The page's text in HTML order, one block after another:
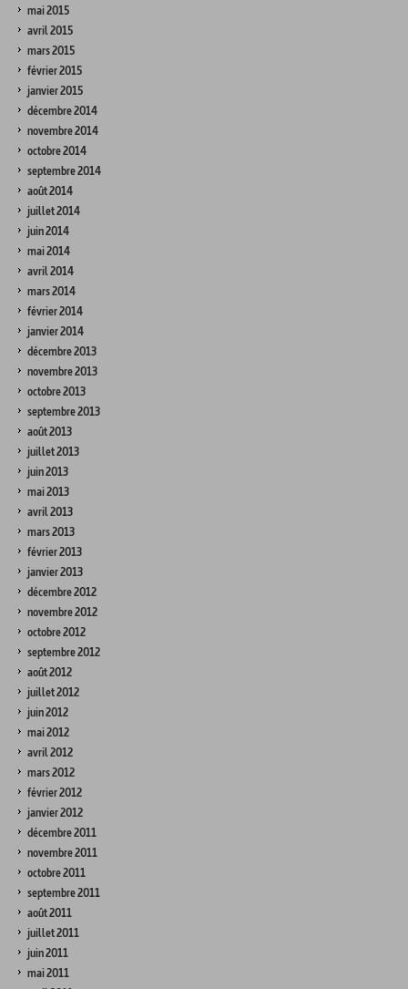
mai 2015
avril 2015
mars 2015
février 2015
janvier 2015
décembre 2014
novembre 2014
octobre 2014
septembre 2014
août 2014
juillet 2014
juin 2014
mai 2014
avril 2014
mars 2014
février 2014
janvier 2014
décembre 2013
novembre 2013
octobre 2013
septembre 2013
août 2013
juillet 2013
juin 2013
mai 2013
avril 2013
mars 2013
février 2013
janvier 2013
décembre 2012
novembre 2012
octobre 2012
septembre 2012
août 2012
juillet 2012
juin 2012
mai 2012
avril 2012
mars 2012
février 2012
janvier 2012
décembre 2011
novembre 2011
octobre 2011
septembre 2011
août 2011
juillet 2011
juin 2011
mai 2011